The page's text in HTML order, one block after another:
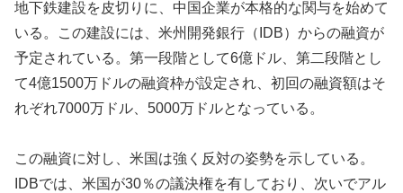
地下鉄建設を皮切りに、中国企業が本格的な関与を始めて
いる。この建設には、米州開発銀行（IDB）からの融資が
予定されている。第一段階として6億ドル、第二段階とし
て4億1500万ドルの融資枠が設定され、初回の融資額はそ
れぞれ7000万ドル、5000万ドルとなっている。
この融資に対し、米国は強く反対の姿勢を示している。
IDBでは、米国が30％の議決権を有しており、次いでアル